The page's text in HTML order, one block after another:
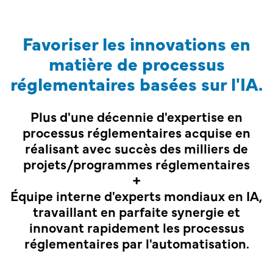
Favoriser les innovations en
matière de processus
réglementaires basées sur l'IA.
Plus d'une décennie d'expertise en
processus réglementaires acquise en
réalisant avec succès des milliers de
projets/programmes réglementaires
+
Équipe interne d'experts mondiaux en IA,
travaillant en parfaite synergie et
innovant rapidement les processus
réglementaires par l'automatisation.